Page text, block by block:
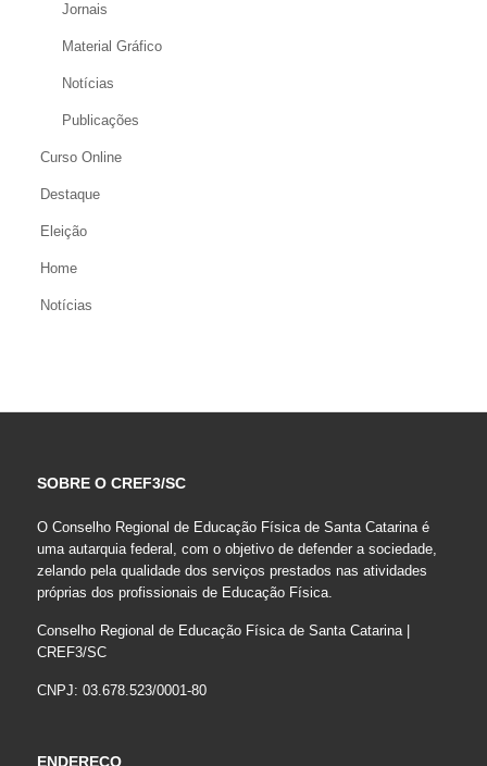
Jornais
Material Gráfico
Notícias
Publicações
Curso Online
Destaque
Eleição
Home
Notícias
SOBRE O CREF3/SC
O Conselho Regional de Educação Física de Santa Catarina é
uma autarquia federal, com o objetivo de defender a sociedade,
zelando pela qualidade dos serviços prestados nas atividades
próprias dos profissionais de Educação Física.
Conselho Regional de Educação Física de Santa Catarina |
CREF3/SC
CNPJ: 03.678.523/0001-80
ENDEREÇO